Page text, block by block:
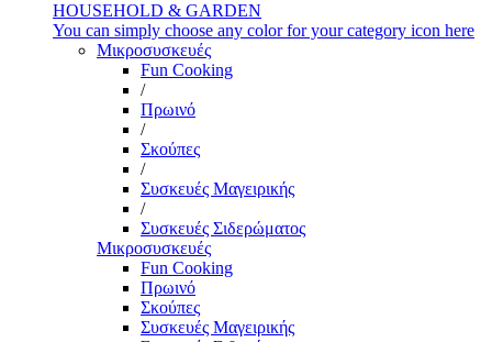
HOUSEHOLD & GARDEN
You can simply choose any color for your category icon here
Μικροσυσκευές
Fun Cooking
/
Πρωινό
/
Σκούπες
/
Συσκευές Μαγειρικής
/
Συσκευές Σιδερώματος
Μικροσυσκευές
Fun Cooking
Πρωινό
Σκούπες
Συσκευές Μαγειρικής